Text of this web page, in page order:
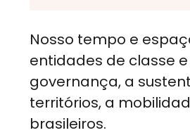
Nosso tempo e
entidades de classe
governança, a
territórios, a
brasileiros.